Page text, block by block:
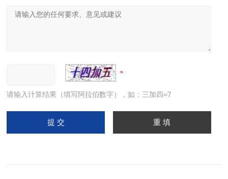
请输入计算结果（填写阿拉伯数字），如：三加四=7